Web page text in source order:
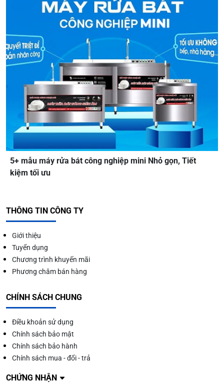
5+ mẫu máy rửa bát công nghiệp mini Nhỏ gọn, Tiết
kiệm tối ưu
THÔNG TIN CÔNG TY
Giới thiệu
Tuyển dụng
Chương trình khuyến mãi
Phương châm bán hàng
CHÍNH SÁCH CHUNG
Điều khoản sử dụng
Chính sách bảo mật
Chính sách bảo hành
Chính sách mua - đổi - trả
CHỨNG NHẬN